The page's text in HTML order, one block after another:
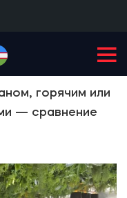
горячим или
— сравнение